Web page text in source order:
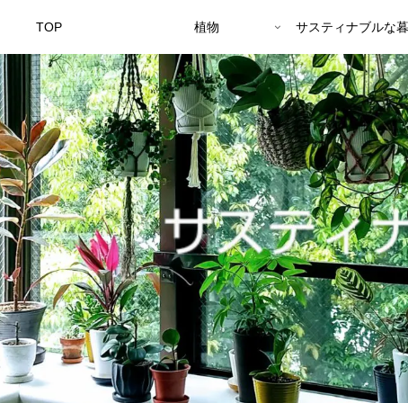
TOP 植物 サスティナブルな